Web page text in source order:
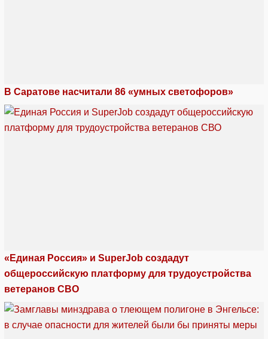
В Саратове насчитали 86 «умных светофоров»
«Единая Россия» и SuperJob создадут
общероссийскую платформу для трудоустройства
ветеранов СВО